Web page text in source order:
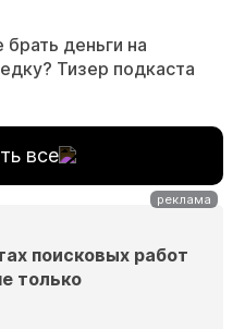
деньги на
Тизер подкаста
все
поисковых работ
только